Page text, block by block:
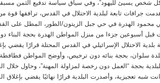
كل شخص يسيئ لليهود”، وفي سياق سياسة تدفيع الثمن
جرافات تابعة لبلدية الاحتلال في القدس، ترافقها قوة
محمود الهدرة في حي جبل الزيتون/الطور، المطل على
قبل أسبوعين جزءا من منزل المواطن الهدرة بحجة البناء
الاحتلال الإسرائيلي في القدس المحتلة قرارًا يقضي
سلوان، بحجة بنائه دون ترخيص، وأوضح المواطن فطافطة
بحجة “العمل دون رخصة لمزاولة المهنة”، وحاول خلال
شبه تعجيزية، وأصدرت البلدية قرارًا نهائيًا يقضي بإغلاق